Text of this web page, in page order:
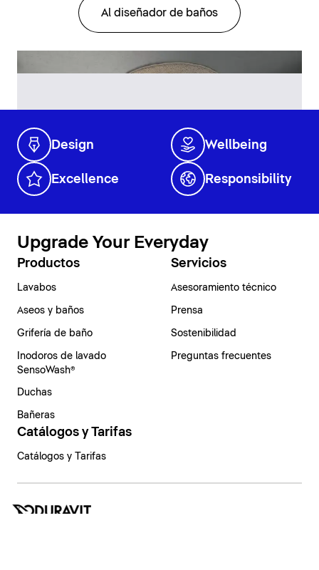
Al diseñador de baños
Design Wellbeing
Excellence Responsibility
Upgrade Your Everyday
Productos
Lavabos
Aseos y baños
Grifería de baño
Inodoros de lavado
SensoWash®
Duchas
Bañeras
Servicios
Asesoramiento técnico
Prensa
Sostenibilidad
Preguntas frecuentes
Catálogos y Tarifas
Catálogos y Tarifas